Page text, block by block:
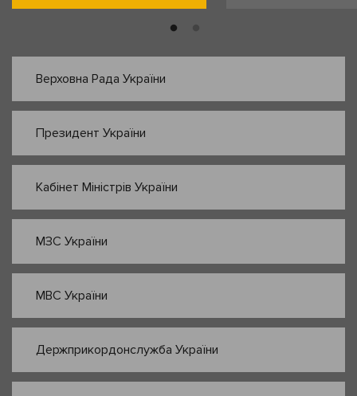
Верховна Рада України
Президент України
Кабінет Міністрів України
МЗС України
МВС України
Держприкордонслужба України